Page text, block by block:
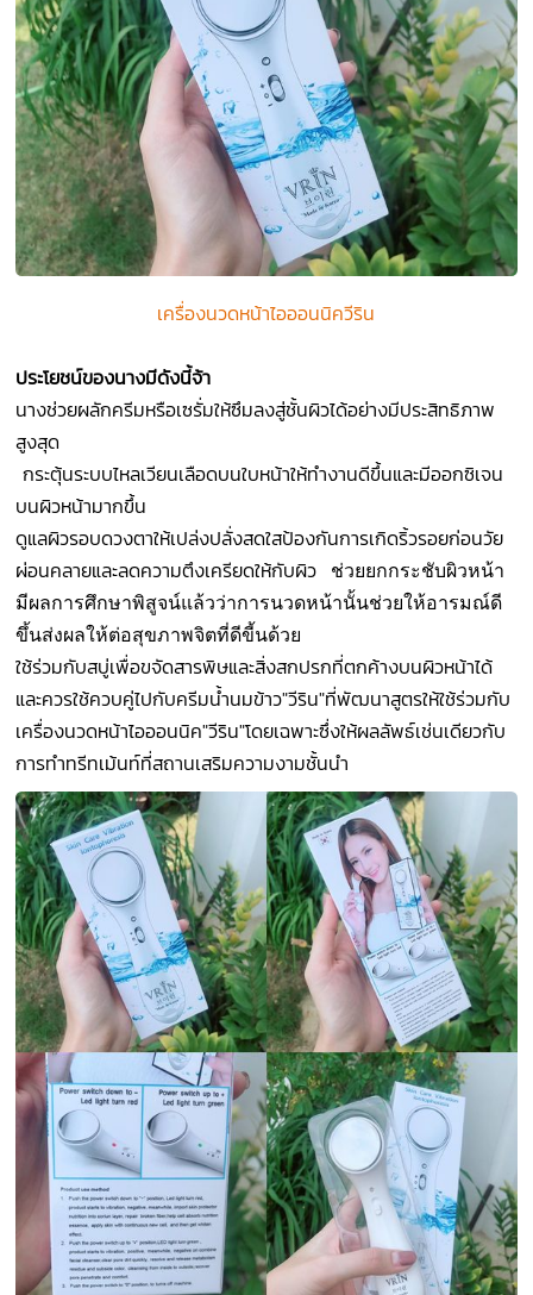
เครื่องนวดหน้าไอออนนิควีริน
ประโยชน์ของนางมีดังนี้จ้า
นางช่วยผลักครีมหรือเซรั่มให้ซึมลงสู่ชั้นผิวได้อย่างมีประสิทธิภาพ
สูงสุด
กระตุ้นระบบไหลเวียนเลือดบนใบหน้าให้ทำงานดีขึ้นและมีออกซิเจน
บนผิวหน้ามากขึ้น
ดูแลผิวรอบดวงตาให้เปล่งปลั่งสดใสป้องกันการเกิดริ้วรอยก่อนวัย
ผ่อนคลายและลดความตึงเครียดให้กับผิว
ช่วยยกกระชับผิวหน้า
มีผลการศึกษาพิสูจน์แล้วว่าการนวดหน้านั้นช่วยให้อารมณ์ดี
ขึ้นส่งผลให้ต่อสุขภาพจิตที่ดีขี้นด้วย
ใช้ร่วมกับสบู่เพื่อขจัดสารพิษและสิ่งสกปรกที่ตกค้างบนผิวหน้าได้
และควรใช้ควบคู่ไปกับครีมน้ำนมข้าว"วีริน"ที่พัฒนาสูตรให้ใช้ร่วมกับ
เครื่องนวดหน้าไอออนนิค"วีริน"โดยเฉพาะซึ่งให้ผลลัพธ์เช่นเดียวกับ
การทำทรีทเม้นท์ที่สถานเสริมความงามชั้นนำ